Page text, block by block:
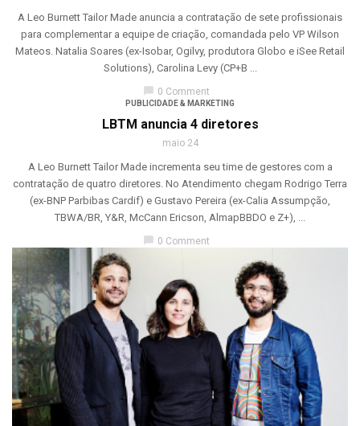
A Leo Burnett Tailor Made anuncia a contratação de sete profissionais
para complementar a equipe de criação, comandada pelo VP Wilson
Mateos. Natalia Soares (ex-Isobar, Ogilvy, produtora Globo e iSee Retail
Solutions), Carolina Levy (CP+B ...
0 Comment
PUBLICIDADE & MARKETING
LBTM anuncia 4 diretores
maio 24
A Leo Burnett Tailor Made incrementa seu time de gestores com a
contratação de quatro diretores. No Atendimento chegam Rodrigo Terra
(ex-BNP Parbibas Cardif) e Gustavo Pereira (ex-Calia Assumpção,
TBWA/BR, Y&R, McCann Ericson, AlmapBBDO e Z+), ...
0 Comment